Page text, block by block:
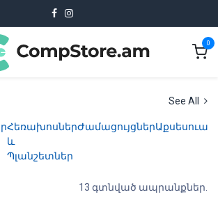
0
See All
Հեռախոսներ
և
Պլանշետներ
Ժամացույցներ
13 գտնված ապրանքներ.